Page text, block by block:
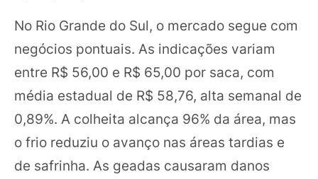
No Rio Grande do Sul, o mercado segue com
negócios pontuais. As indicações variam
entre R$ 56,00 e R$ 65,00 por saca, com
média estadual de R$ 58,76, alta semanal de
0,89%. A colheita alcança 96% da área, mas
o frio reduziu o avanço nas áreas tardias e
de safrinha. As geadas causaram danos